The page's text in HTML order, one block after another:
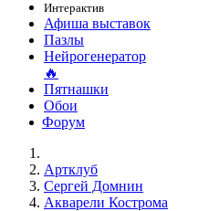
Интерактив
Афиша выставок
Пазлы
Нейрогенератор
🔥
Пятнашки
Обои
Форум
Артклуб
Сергей Домнин
Акварели Кострома